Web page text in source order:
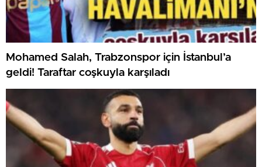
Mohamed Salah, Trabzonspor için İstanbul’a
geldi! Taraftar coşkuyla karşıladı